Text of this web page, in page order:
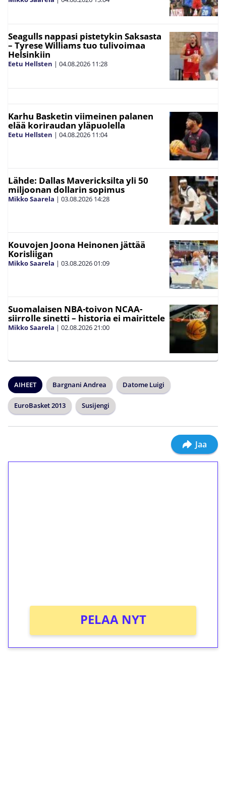
Seagulls nappasi pistetykin Saksasta
– Tyrese Williams tuo tulivoimaa
Helsinkiin
Eetu Hellsten | 04.08.2026 11:28
Karhu Basketin viimeinen palanen
elää koriraudan yläpuolella
Eetu Hellsten | 04.08.2026 11:04
Lähde: Dallas Mavericksilta yli 50
miljoonan dollarin sopimus
Mikko Saarela | 03.08.2026 14:28
Kouvojen Joona Heinonen jättää
Korisliigan
Mikko Saarela | 03.08.202601:09
Suomalaisen NBA-toivon NCAA-
siirrolle sinetti – historia ei mairittele
Mikko Saarela | 02.08.2026 21:00
AIHEET Bargnani Andrea Datome Luigi
EuroBasket 2013 Susijengi
Jaa
PELAA NYT